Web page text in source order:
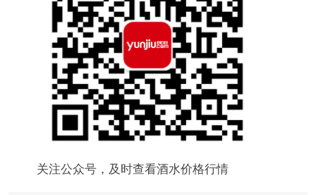
关注公众号，及时查看酒水价格行情